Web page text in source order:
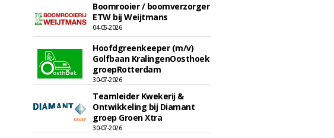
Boomrooier / boomverzorger
ETW bij Weijtmans
04-05-2026
Hoofdgreenkeeper (m/v)
Golfbaan KralingenOosthoek
groepRotterdam
30-07-2026
Teamleider Kwekerij &
Ontwikkeling bij Diamant
groep Groen Xtra
30-07-2026